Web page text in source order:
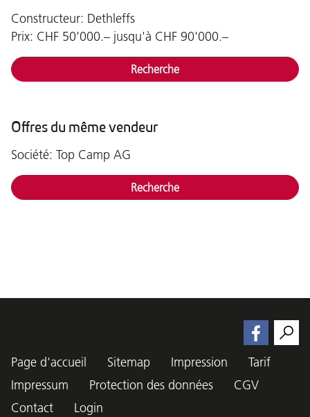
Constructeur: Dethleffs
Prix: CHF 50'000.– jusqu'à CHF 90'000.–
Recherche
Offres du même vendeur
Société: Top Camp AG
Recherche
Page d'accueil Sitemap Impression
Tarif
Impressum
Protection des données
CGV
Contact
Login